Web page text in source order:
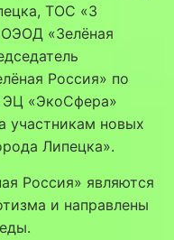
ТОС «3
«Зелёная
Россия» по
ЭЦ «ЭкоСфера»
участникам новых
Липецка».
Россия» являются
и направлены